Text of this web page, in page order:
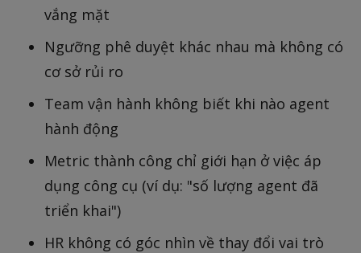
vắng mặt
Ngưỡng phê duyệt khác nhau mà không có
cơ sở rủi ro
Team vận hành không biết khi nào agent
hành động
Metric thành công chỉ giới hạn ở việc áp
dụng công cụ (ví dụ: "số lượng agent đã
triển khai")
HR không có góc nhìn về thay đổi vai trò